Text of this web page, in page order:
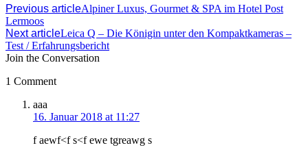
Previous articleAlpiner Luxus, Gourmet & SPA im Hotel Post
Lermoos
Next articleLeica Q – Die Königin unter den Kompaktkameras –
Test / Erfahrungsbericht
Join the Conversation
1 Comment
says:
aaa
16. Januar 2018 at 11:27
f aewf<f s<f ewe tgreawg s